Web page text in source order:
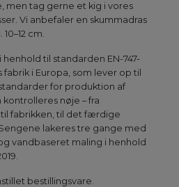
men tag gerne et kig i vores
Vi anbefaler en skummadras
cm.
til standarden EN-747-
fabrik i Europa, som lever op til
for produktion af
nøje – fra
fabrikken, til det færdige
lakeres tre gange med
vandbaseret maling i henhold
bestillingsvare.